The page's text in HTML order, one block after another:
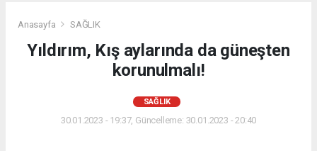
Anasayfa SAĞLIK
Yıldırım, Kış aylarında da güneşten
korunulmalı!
SAĞLIK
30.01.2023 - 19:37, Güncelleme: 30.01.2023 - 20:40